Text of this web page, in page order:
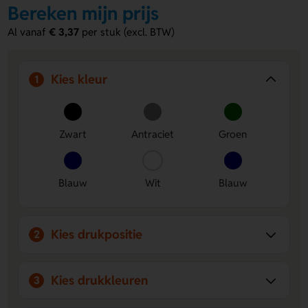
en Wit. Laat je logo, naam of eigen ontwerp bedrukken op
de Achterzijde of Voorzijde. Bestel of vraag een prijs op.
RPET 190T opvouwbare shopper
Duurzaam en eerlijk
zodat echte gerecyclede stoffen en waterbesparing
aantoonbaar zijn.
Compact en lichtgewicht- Makkelijk op te vouwen en
ideaal om altijd bij je te hebben.
Bedrukking mogelijk op meerdere posities- Laat je
logo, naam of eigen ontwerp aanbrengen op de
Bereken mijn prijs
Al vanaf€ 3,37 per stuk (excl. BTW)
1 Kies kleur
Zwart Antraciet Groen
Blauw Wit Blauw
2 Kies drukpositie
3 Kies drukkleuren